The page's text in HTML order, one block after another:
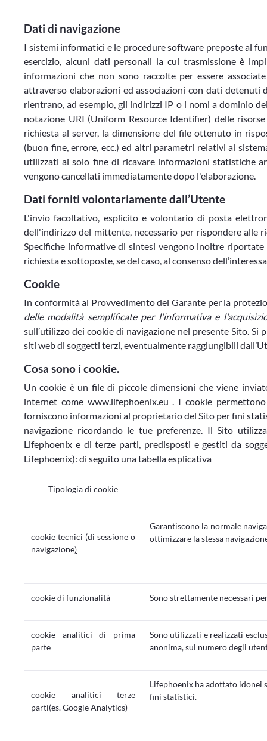
Dati di navigazione
I sistemi informatici e le procedure software preposte al
esercizio, alcuni dati personali la cui trasmissione è
informazioni che non sono raccolte per essere
attraverso elaborazioni ed associazioni con dati
rientrano, ad esempio, gli indirizzi IP o i nomi a dominio
notazione URI (Uniform Resource Identifier) delle
richiesta al server, la dimensione del file ottenuto in
(buon fine, errore, ecc.) ed altri parametri relativi al
utilizzati al solo fine di ricavare informazioni statistiche
vengono cancellati immediatamente dopo l'elaborazione.
Dati forniti volontariamente dall’Utente
L'invio facoltativo, esplicito e volontario di posta
dell'indirizzo del mittente, necessario per rispondere alle
Specifiche informative di sintesi vengono inoltre
richiesta e sottoposte, se del caso, al consenso
Cookie
In conformità al Provvedimento del Garante per la
delle modalità semplificate per l'informativa e
sull’utilizzo dei cookie di navigazione nel presente Sito.
siti web di soggetti terzi, eventualmente raggiungibili
Cosa sono i cookie.
Un cookie è un file di piccole dimensioni che viene
internet come www.lifephoenix.eu . I cookie
forniscono informazioni al proprietario del Sito per fini
navigazione ricordando le tue preferenze. Il Sito
Lifephoenix e di terze parti, predisposti e gestiti da
Lifephoenix): di seguito una tabella esplicativa
Tipologia di cookie
cookie tecnici (di sessione o
navigazione)
Garantiscono la normale
ottimizzare la stessa
cookie di funzionalità Sono strettamente necessari
cookie analitici di prima
parte
Sono utilizzati e realizzati
anonima, sul numero degli
cookie analitici terze
parti(es. Google Analytics)
Lifephoenix ha adottato idonei
fini statistici.